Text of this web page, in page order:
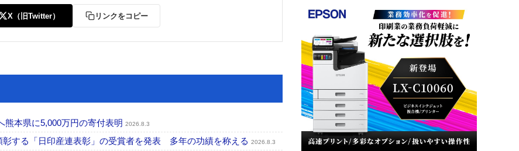
X（旧Twitter） リンクをコピー
本県に5,000万円の寄付表明 2026.8.3
する「日印産連表彰」の受賞者を発表 多年の功績を称える 2026.8.3